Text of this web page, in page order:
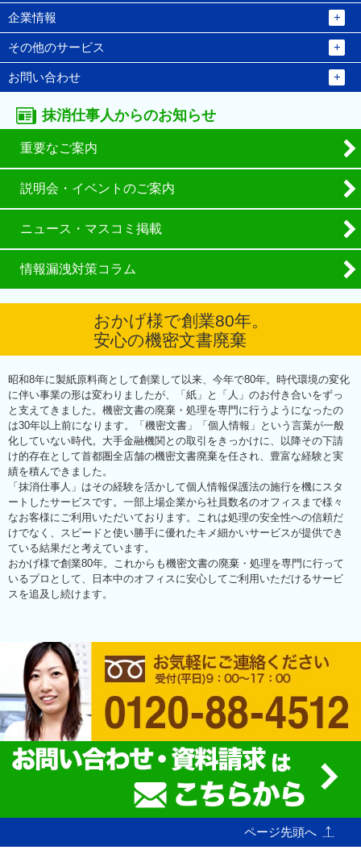
企業情報
その他のサービス
お問い合わせ
抹消仕事人からのお知らせ
重要なご案内
説明会・イベントのご案内
ニュース・マスコミ掲載
情報漏洩対策コラム
おかげ様で創業80年。
安心の機密文書廃棄
昭和8年に製紙原料商として創業して以来、今年で80年。時代環境の変化
に伴い事業の形は変わりましたが、「紙」と「人」のお付き合いをずっ
と支えてきました。機密文書の廃棄・処理を専門に行うようになったの
は30年以上前になります。「機密文書」「個人情報」という言葉が一般
化していない時代。大手金融機関との取引をきっかけに、以降その下請
け的存在として首都圏全店舗の機密文書廃棄を任され、豊富な経験と実
績を積んできました。
「抹消仕事人」はその経験を活かして個人情報保護法の施行を機にスタ
ートしたサービスです。一部上場企業から社員数名のオフィスまで様々
なお客様にご利用いただいております。これは処理の安全性への信頼だ
けでなく、スピードと使い勝手に優れたキメ細かいサービスが提供でき
ている結果だと考えています。
おかげ様で創業80年。これからも機密文書の廃棄・処理を専門に行って
いるプロとして、日本中のオフィスに安心してご利用いただけるサービ
スを追及し続けます。
ページ先頭へ